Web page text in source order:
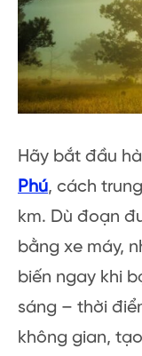
Hãy bắt đầu
Phú, cách
km. Dù đoạn
bằng xe máy,
biến ngay khi
sáng – thời
không gian,